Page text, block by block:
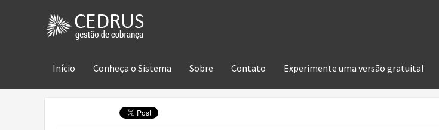
Início Conheça o Sistema Sobre Contato Experimente uma versão gratuita!